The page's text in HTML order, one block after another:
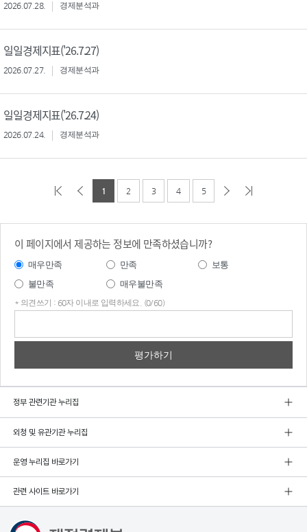
2026.07.28. 경제분석과
일일경제지표('26.7.27)
2026.07.27. 경제분석과
일일경제지표('26.7.24)
2026.07.24. 경제분석과
1 2 3 4 5
이 페이지에서 제공하는 정보에 만족하셨습니까?
매우만족 만족
보통
불만족
매우불만족
* 의견쓰기 : 60자 이내로 입력하세요. (0/60)
정부 관련기관 누리집
외청 및 유관기관 누리집
운영 누리집 바로가기
관련 사이트 바로가기